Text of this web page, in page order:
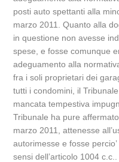
posti auto spettanti alla
marzo 2011. Quanto alla
in questione non avesse
spese, e fosse comunque
adeguamento alla
fra i soli proprietari dei
tutti i condomini, il
mancata tempestiva
Tribunale ha pure
marzo 2011, attenesse
autorimesse e fosse
sensi dell’articolo 1004